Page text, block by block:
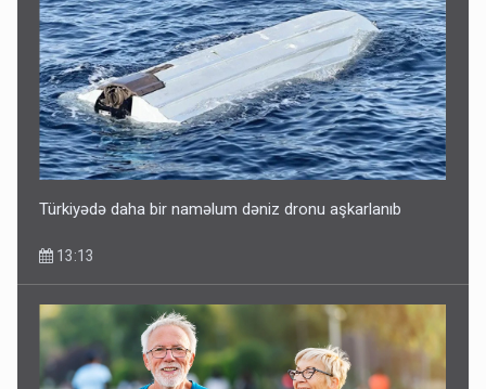
Türkiyədə daha bir naməlum dəniz dronu aşkarlanıb
13:13